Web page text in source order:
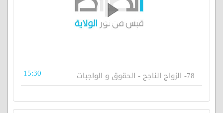
78- الزواج الناجح - الحقوق و الواجبات 15:30